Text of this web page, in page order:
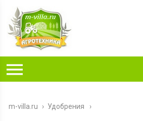
m-villa.ru › Удобрения